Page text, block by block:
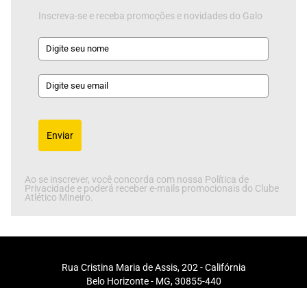
Inscreva-se e receba promoções e novidades do Galo
Enviar
Ao se inscrever, você concorda com nossa Política de
Privacidade e poderá receber e-mails promocionais do Clube
Atlético Mineiro.
Rua Cristina Maria de Assis, 202 - Califórnia
Belo Horizonte - MG, 30855-440